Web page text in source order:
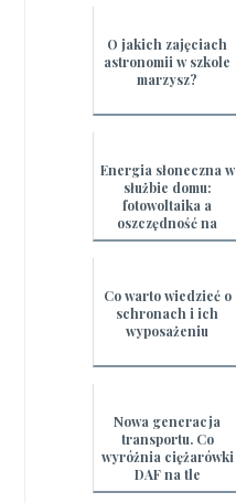
O jakich zajęciach
astronomii w szkole
marzysz?
Energia słoneczna w
służbie domu:
fotowoltaika a
oszczędność na
rachunkach
Co warto wiedzieć o
schronach i ich
wyposażeniu
Nowa generacja
transportu. Co
wyróżnia ciężarówki
DAF na tle
konkurencji?